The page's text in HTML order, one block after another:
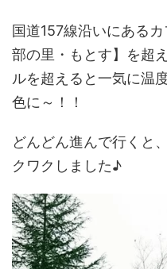
国道157線沿いにある
部の里・もとす】を超
ルを超えると一気に温
色に～！！
どんどん進んで行くと
クワクしました♪